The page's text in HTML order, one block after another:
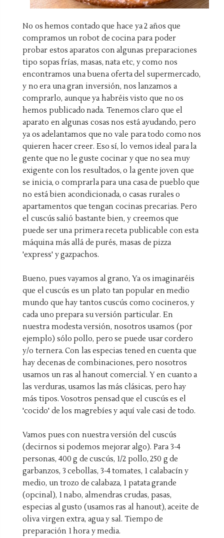
No os hemos contado que hace ya 2 años que
compramos un robot de cocina para poder
probar estos aparatos con algunas preparaciones
tipo sopas frías, masas, nata etc, y como nos
encontramos una buena oferta del supermercado,
y no era una gran inversión, nos lanzamos a
comprarlo, aunque ya habréis visto que no os
hemos publicado nada. Tenemos claro que el
aparato en algunas cosas nos está ayudando, pero
ya os adelantamos que no vale para todo como nos
quieren hacer creer. Eso sí, lo vemos ideal para la
gente que no le guste cocinar y que no sea muy
exigente con los resultados, o la gente joven que
se inicia, o comprarla para una casa de pueblo que
no está bien acondicionada, o casas rurales o
apartamentos que tengan cocinas precarias. Pero
el cuscús salió bastante bien, y creemos que
puede ser una primera receta publicable con esta
máquina más allá de purés, masas de pizza
'express' y gazpachos.
Bueno, pues vayamos al grano, Ya os imaginaréis
que el cuscús es un plato tan popular en medio
mundo que hay tantos cuscús como cocineros, y
cada uno prepara su versión particular. En
nuestra modesta versión, nosotros usamos (por
ejemplo) sólo pollo, pero se puede usar cordero
y/o ternera. Con las especias tened en cuenta que
hay decenas de combinaciones, pero nosotros
usamos un ras al hanout comercial. Y en cuanto a
las verduras, usamos las más clásicas, pero hay
más tipos. Vosotros pensad que el cuscús es el
'cocido' de los magrebíes y aquí vale casi de todo.
Vamos pues con nuestra versión del cuscús
(decirnos si podemos mejorar algo). Para 3-4
personas, 400 g de cuscús, 1/2 pollo, 250 g de
garbanzos, 3 cebollas, 3-4 tomates, 1 calabacín y
medio, un trozo de calabaza, 1 patata grande
(opcinal), 1 nabo, almendras crudas, pasas,
especias al gusto (usamos ras al hanout), aceite de
oliva virgen extra, agua y sal. Tiempo de
preparación 1 hora y media.